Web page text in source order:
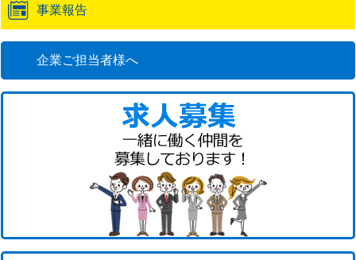
事業報告
企業ご担当者様へ